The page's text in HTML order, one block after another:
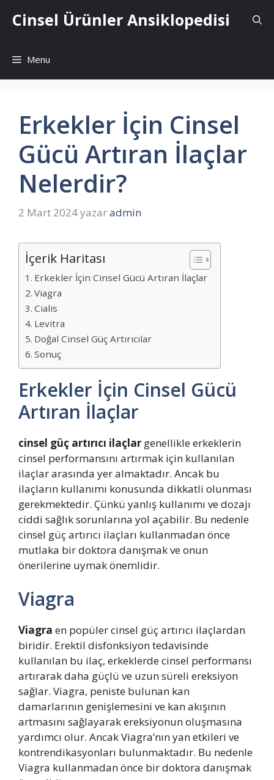
atlaCinsel Ürünler Ansiklopedisi
Menu
Erkekler İçin Cinsel
Gücü Artıran İlaçlar
Nelerdir?
2 Mart 2024yazaradmin
İçerik Haritası
Erkekler İçin Cinsel Gücü Artıran İlaçlar
Viagra
Cialis
Levitra
Doğal Cinsel Güç Artırıcılar
Sonuç
Erkekler İçin Cinsel Gücü
Artıran İlaçlar
cinsel güç artırıcı ilaçlar genellikle erkeklerin
cinsel performansını artırmak için kullanılan
ilaçlar arasında yer almaktadır. Ancak bu
ilaçların kullanımı konusunda dikkatli olunması
gerekmektedir. Çünkü yanlış kullanımı ve dozajı
ciddi sağlık sorunlarına yol açabilir. Bu nedenle
cinsel güç artırıcı ilaçları kullanmadan önce
mutlaka bir doktora danışmak ve onun
önerilerine uymak önemlidir.
Viagra
Viagra en popüler cinsel güç artırıcı ilaçlardan
biridir. Erektil disfonksiyon tedavisinde
kullanılan bu ilaç, erkeklerde cinsel performansı
artırarak daha güçlü ve uzun süreli ereksiyon
sağlar. Viagra, peniste bulunan kan
damarlarının genişlemesini ve kan akışının
artmasını sağlayarak ereksiyonun oluşmasına
yardımcı olur. Ancak Viagra’nın yan etkileri ve
kontrendikasyonları bulunmaktadır. Bu nedenle
Viagra kullanmadan önce bir doktora danışmak